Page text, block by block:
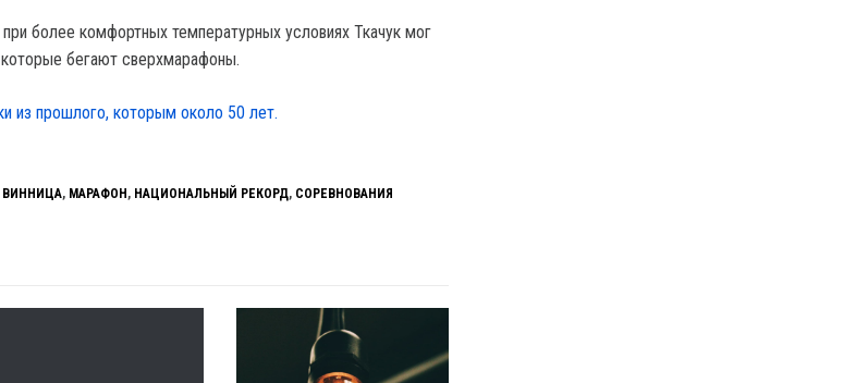
более комфортных температурных условиях Ткачук мог
бегают сверхмарафоны.
из прошлого, которым около 50 лет.
ВИННИЦА, МАРАФОН , НАЦИОНАЛЬНЫЙ РЕКОРД, СОРЕВНОВАНИЯ